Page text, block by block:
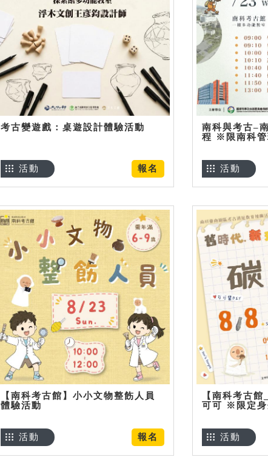
考古變遊戲：桌遊設計體驗活動
報名
活動
南科與考古–
程 ※限南科
活動
【南科考古館】小小文物整飭人員
體驗活動
報名
活動
【南科考古
可可 ※限定
活動